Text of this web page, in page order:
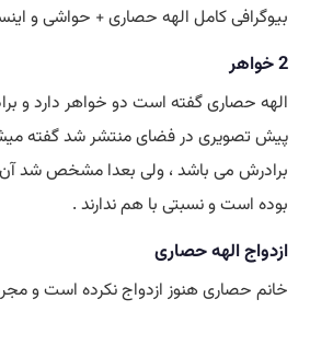
بیوگرافی کامل الهه حصاری + حواشی و
2 خواهر
الهه حصاری گفته است دو خواهر دارد و
پیش تصویری در فضای منتشر شد گفته
برادرش می باشد ، ولی بعدا مشخص شد آن
بوده است و نسبتی با هم ندارند .
ازدواج الهه حصاری
خانم حصاری هنوز ازدواج نکرده است و